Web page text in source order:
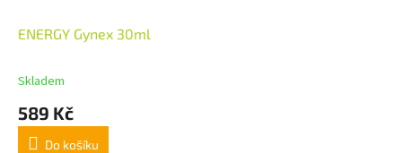
ENERGY Gynex 30ml
Skladem
589 Kč
Do košíku